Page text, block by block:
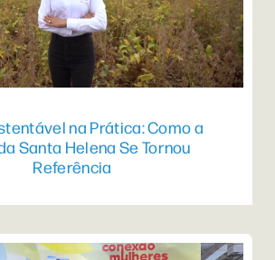
na Prática: Como a
Santa Helena Se Tornou
Referência